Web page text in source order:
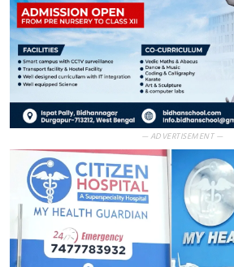
— ADVERTISEMENT —